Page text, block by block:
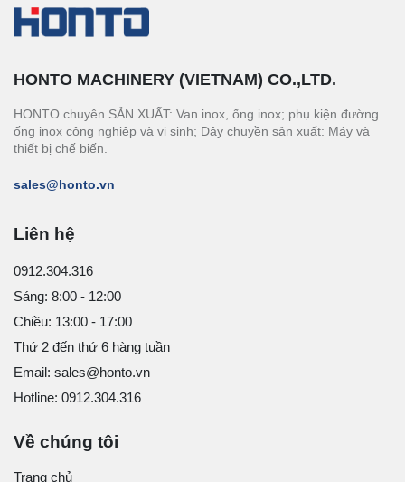
HONTO MACHINERY (VIETNAM) CO.,LTD.
HONTO chuyên SẢN XUẤT: Van inox, ống inox; phụ kiện đường
ống inox công nghiệp và vi sinh; Dây chuyền sản xuất: Máy và
thiết bị chế biến.
sales@honto.vn
Liên hệ
0912.304.316
Sáng: 8:00 - 12:00
Chiều: 13:00 - 17:00
Thứ 2 đến thứ 6 hàng tuần
Email: sales@honto.vn
Hotline: 0912.304.316
Về chúng tôi
Trang chủ